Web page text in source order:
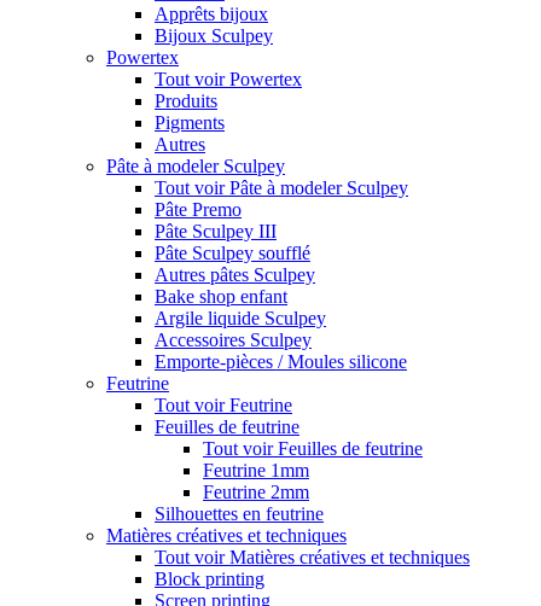
Apprêts bijoux
Bijoux Sculpey
Powertex
Tout voir Powertex
Produits
Pigments
Autres
Pâte à modeler Sculpey
Tout voir Pâte à modeler Sculpey
Pâte Premo
Pâte Sculpey III
Pâte Sculpey soufflé
Autres pâtes Sculpey
Bake shop enfant
Argile liquide Sculpey
Accessoires Sculpey
Emporte-pièces / Moules silicone
Feutrine
Tout voir Feutrine
Feuilles de feutrine
Tout voir Feuilles de feutrine
Feutrine 1mm
Feutrine 2mm
Silhouettes en feutrine
Matières créatives et techniques
Tout voir Matières créatives et techniques
Block printing
Screen printing